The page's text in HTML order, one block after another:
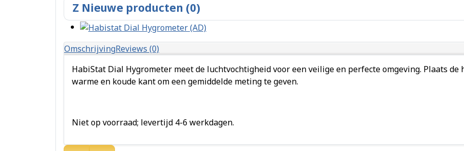
Z Nieuwe producten (0)
OmschrijvingReviews (0)
HabiStat Dial Hygrometer meet de luchtvochtigheid voor een veilige en perfecte omgeving. Plaats
warme en koude kant om een gemiddelde meting te geven.
Niet op voorraad; levertijd 4-6 werkdagen.